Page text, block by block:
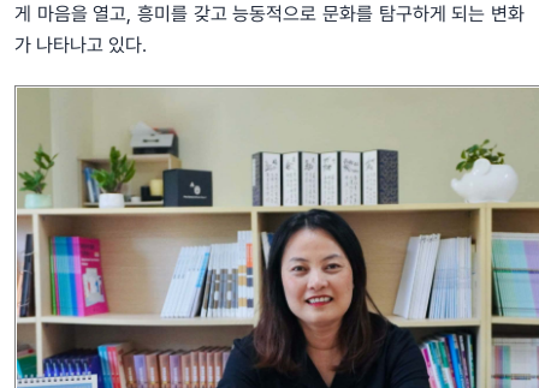
게 마음을 열고, 흥미를 갖고 능동적으로 문화를 탐구하게 되는 변화
가 나타나고 있다.